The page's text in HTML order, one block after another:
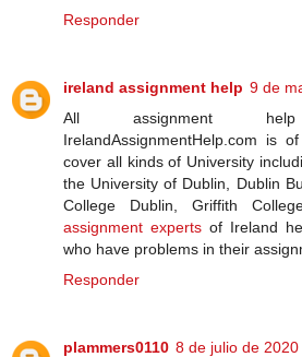
Responder
ireland assignment help 9 de
All assignment
IrelandAssignmentHelp.com is
cover all kinds of University
the University of Dublin, Dublin
College Dublin, Griffith
assignment experts of Ireland
who have problems in their
Responder
plammers0110 8 de julio de